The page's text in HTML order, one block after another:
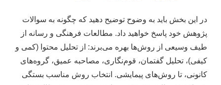
در این بخش باید به وضوح توضیح دهید که چگونه به سوالات
پژوهش خود پاسخ خواهید داد. مطالعات فرهنگی و رسانه از
طیف وسیعی از روش‌ها بهره می‌برند: از تحلیل محتوا (کمی و
کیفی)، تحلیل گفتمان، قوم‌نگاری، مصاحبه عمیق، گروه‌های
کانونی، تا روش‌های پیمایشی. انتخاب روش مناسب بستگی